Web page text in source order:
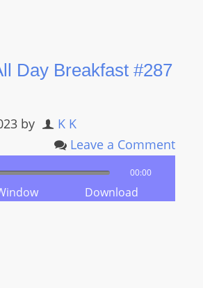
Day Breakfast #287
by
K K
Leave a Comment
00:00
Download